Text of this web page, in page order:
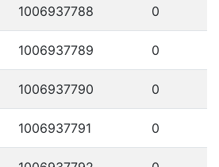
1006937788 0
1006937789 0
1006937790 0
1006937791 0